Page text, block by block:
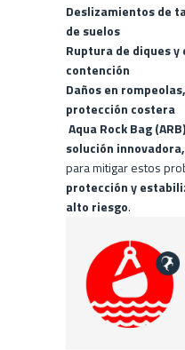
Deslizamientos de
de suelos
Ruptura de diques
contención
Daños en
protección costera
Aqua Rock Bag (ARB)
solución
para mitigar estos
protección y
alto riesgo.